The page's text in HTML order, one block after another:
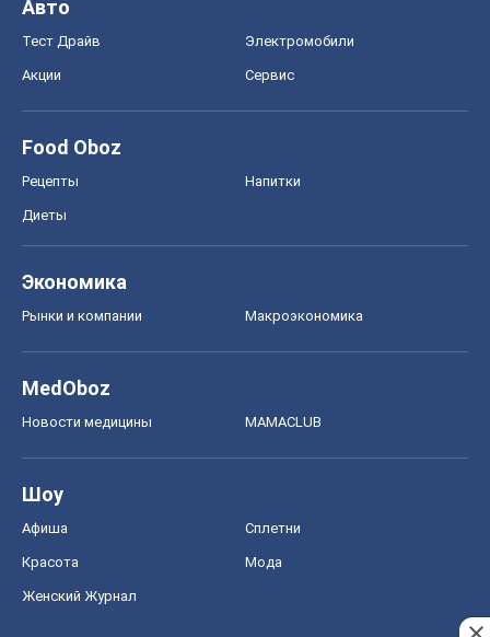
Авто
Тест Драйв Электромобили
Акции Сервис
Food Oboz
Рецепты Напитки
Диеты
Экономика
Рынки и компании Mакроэкономика
MedOboz
Новости медицины MAMACLUB
Шоу
Афиша Сплетни
Красота Мода
Женский Журнал